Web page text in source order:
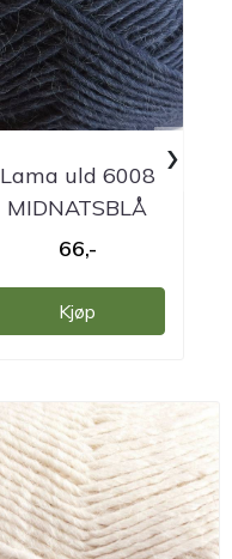
Lama uld 6008
MIDNATSBLÅ
Camarose
66,-
Kjøp
›